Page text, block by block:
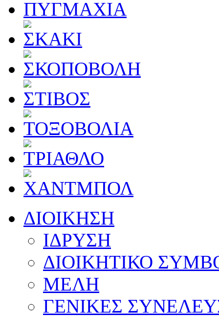
ΔΙΟΙΚΗΣΗ
ΙΔΡΥΣΗ
ΔΙΟΙΚΗΤΙΚΟ
ΜΕΛΗ
ΓΕΝΙΚΕΣ